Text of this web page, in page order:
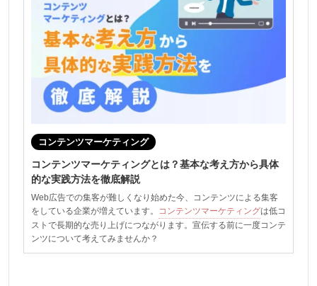
コンテンツマーケティング
コンテンツマーケティングとは？基本な考え方から具体
的な実践方法を徹底解説
Web広告での集客が難しくなり始めた今、コンテンツによる集客
をしている企業が増えています。
コンテンツマーケティングは低コ
ストで長期的な売り上げにつながります。宣伝する前に一度コンテ
ンツについて考えてみませんか？